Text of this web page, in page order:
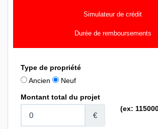
Simulateur de crédit
Durée de remboursements